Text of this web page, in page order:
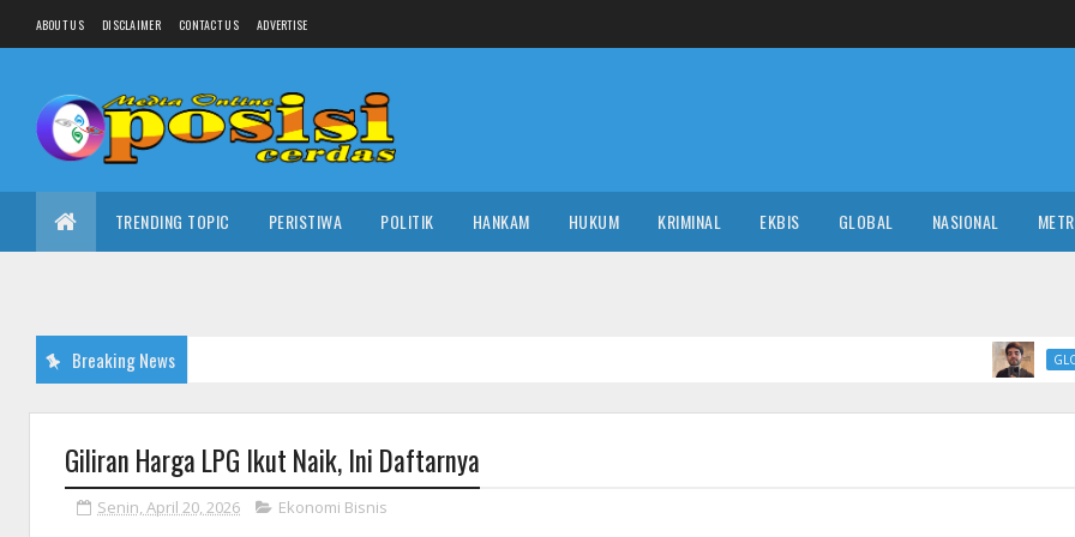
ABOUT US DISCLAIMER CONTACT US ADVERTISE
TRENDING TOPIC PERISTIWA POLITIK HANKAM HUKUM KRIMINAL EKBIS GLOBAL NASIONAL
Breaking News GLOBAL Tragis!
Giliran Harga LPG Ikut Naik, Ini Daftarnya
Senin, April 20, 2026 Ekonomi Bisnis